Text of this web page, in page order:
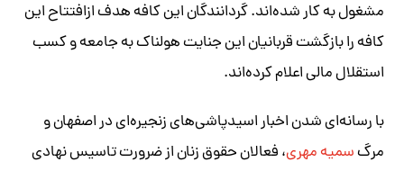
مشغول به کار شده‌اند. گردانندگان این کافه هدف ازافتتاح این
کافه را بازگشت قربانیان این جنایت هولناک به جامعه و کسب
استقلال مالی اعلام کرده‌اند.
با رسانه‌ای شدن اخبار اسیدپاشی‌های زنجیره‌ای در اصفهان و
مرگسمیه‌ مهری، فعالان حقوق زنان از ضرورت تاسیس نهادی